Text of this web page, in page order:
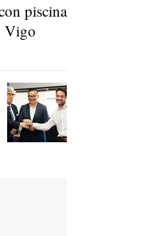
piscina
Vigo